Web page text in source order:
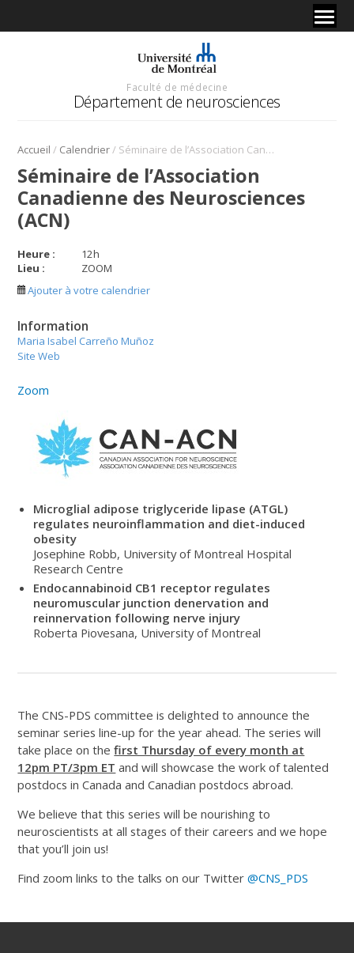
Faculté de médecine
Département de neurosciences
Accueil / Calendrier/ Séminaire de l’Association Canadienne des Neurosciences (ACN)
Séminaire de l’Association
Canadienne des Neurosciences
(ACN)
Heure : 12h
Lieu :
ZOOM
Ajouter à votre calendrier
Information
Maria Isabel Carreño Muñoz
Site Web
Zoom
Microglial adipose triglyceride lipase (ATGL)
regulates neuroinflammation and diet-induced
obesity
Josephine Robb, University of Montreal Hospital
Research Centre
Endocannabinoid CB1 receptor regulates
neuromuscular junction denervation and
reinnervation following nerve injury
Roberta Piovesana, University of Montreal
The CNS-PDS committee is delighted to announce the
seminar series line-up for the year ahead. The series will
take place on thefirst Thursday of every month at
12pm PT/3pm ET and will showcase the work of talented
postdocs in Canada and Canadian postdocs abroad.
We believe that this series will be nourishing to
neuroscientists at all stages of their careers and we hope
that you’ll join us!
Find zoom links to the talks on our Twitter@CNS_PDS